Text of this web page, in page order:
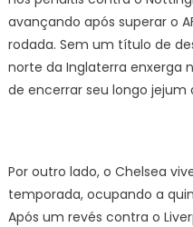
avançando após superar o
rodada. Sem um título de
norte da Inglaterra enxerga
de encerrar seu longo jejum
Por outro lado, o Chelsea
temporada, ocupando a
Após um revés contra o